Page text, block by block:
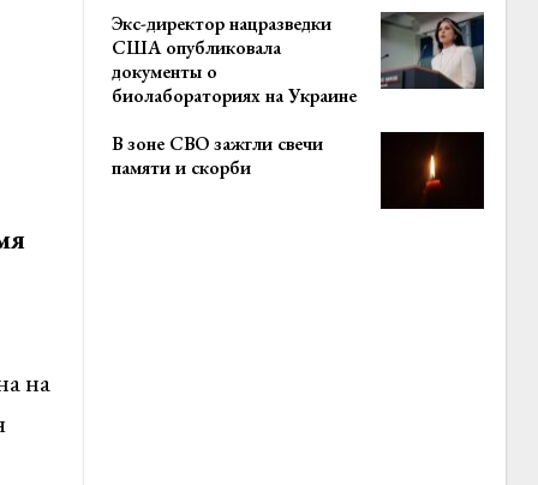
на
Экс-директор нацразведки
США опубликовала
документы о
биолабораториях на Украине
В зоне СВО зажгли свечи
памяти и скорби